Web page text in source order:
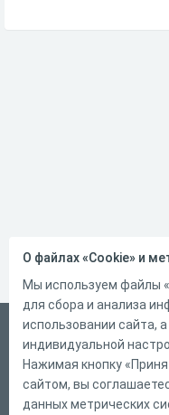
Русский
Справка
Форма обратной
О файлах «Cookie» и
Мы используем файлы
для сбора и анализа
использовании сайта,
индивидуальной
Нажимая кнопку
сайтом, вы
данных метрических